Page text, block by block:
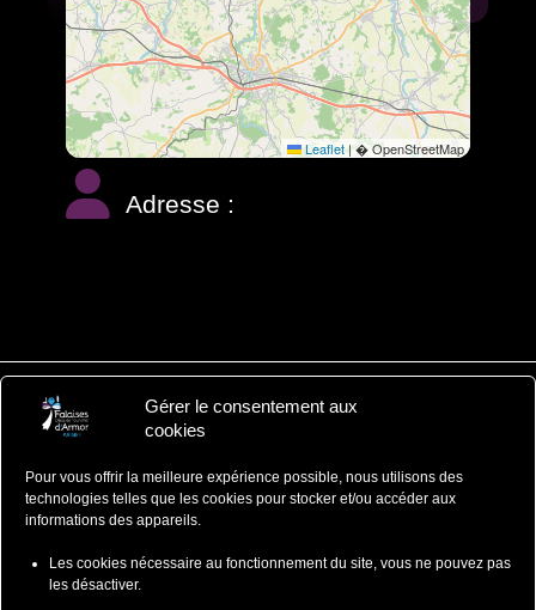
Gérer le consentement aux
cookies
Pour vous offrir la meilleure expérience possible, nous utilisons des
technologies telles que les cookies pour stocker et/ou accéder aux
informations des appareils.
Les cookies nécessaire au fonctionnement du site, vous ne pouvez pas
les désactiver.
Leaflet | � OpenStreetMap
Adresse :
Falaises d'Armor
ZA du Ponlo, 22290 LANVOLLON
Côtes d'Armor - Bretagne
: 02 96 70 12 47
contact@falaisesdarmor.bzh